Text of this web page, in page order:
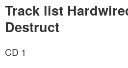
Track list
Destruct
CD 1